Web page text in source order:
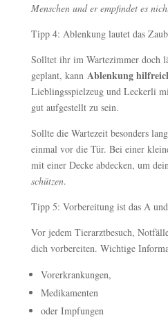
Menschen und er empfindet es
Tipp 4: Ablenkung lautet das
Solltet ihr im Wartezimmer doch
geplant, kann Ablenkung
Lieblingsspielzeug und Leckerli
gut aufgestellt zu sein.
Sollte die Wartezeit besonders
einmal vor die Tür. Bei einer
mit einer Decke abdecken, um
schützen.
Tipp 5: Vorbereitung ist das A
Vor jedem Tierarztbesuch,
dich vorbereiten. Wichtige
Vorerkrankungen,
Medikamenten
oder Impfungen